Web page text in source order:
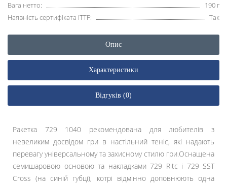
Вага нетто:
190 г
Наявність сертифіката ITTF:
Так
Опис
Характеристики
Відгуків (0)
Ракетка 729 1040 рекомендована для любителів з
невеликим досвідом гри в настільний теніс, які надають
перевагу універсальному та захисному стилю гри.Оснащена
семишаровою основою та накладками 729 Ritc і 729 SST
Cross (на синій губці), котрі відмінно доповнюють одна